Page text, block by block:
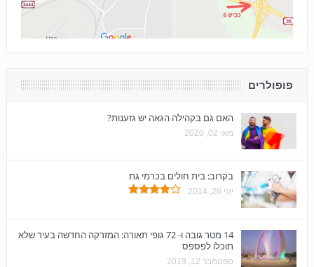
פופולרים
האם גם בקהילה הגאה יש גזענות?
מאי 02, 2020
בקרוב: בית חולים בכרמי גת
יוני 26, 2014
14 מטר גובה ו- 72 גופי תאורה: המזרקה החדשה בעיר שלא
תוכלו לפספס
ספטמבר 12, 2019